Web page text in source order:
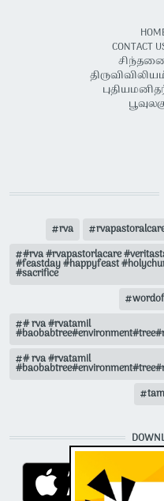
CONTACT
rva
#rva #rvapastorlacare
#feastday #happyfeast
#sacrifice
# rva #rvatamil
# rva #rvatamil